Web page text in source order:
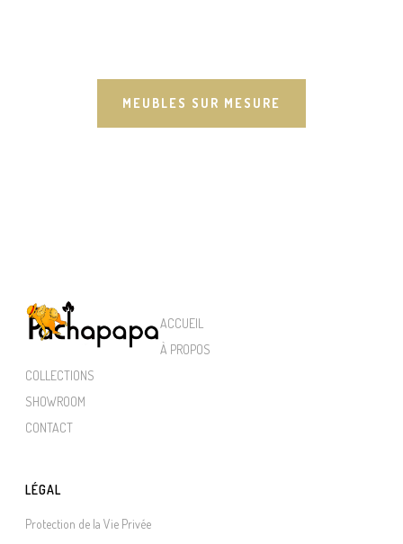
MEUBLES SUR MESURE
ACCUEIL
À PROPOS
COLLECTIONS
SHOWROOM
CONTACT
LÉGAL
Protection de la Vie Privée